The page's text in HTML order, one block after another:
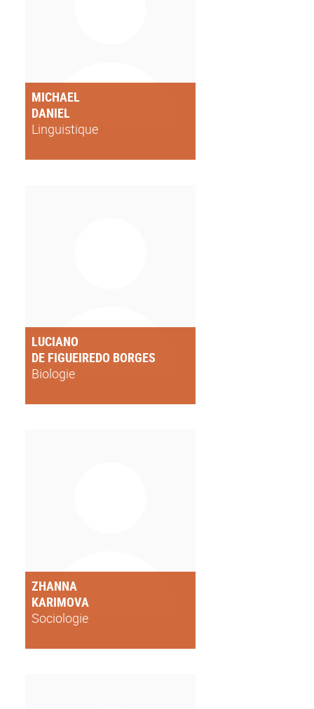
MICHAEL
DANIEL
Linguistique
LUCIANO
DE FIGUEIREDO BORGES
Biologie
ZHANNA
KARIMOVA
Sociologie